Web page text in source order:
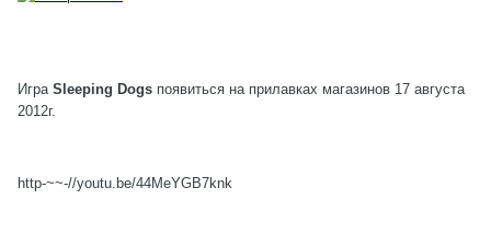
Игра Sleeping Dogs появиться на прилавках магазинов 17 августа
2012г.
http-~~-//youtu.be/44MeYGB7knk